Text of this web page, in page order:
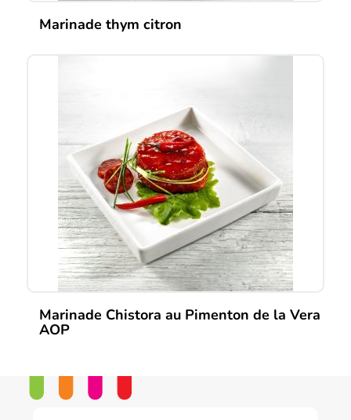
Marinade thym citron
Marinade Chistora au Pimenton de la Vera
AOP